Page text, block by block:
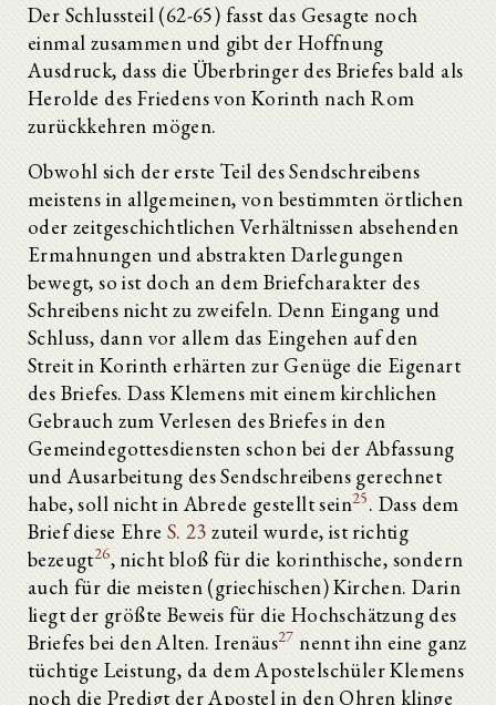
Der Schlussteil (62-65) fasst das Gesagte noch
einmal zusammen und gibt der Hoffnung
Ausdruck, dass die Überbringer des Briefes bald als
Herolde des Friedens von Korinth nach Rom
zurückkehren mögen.
Obwohl sich der erste Teil des Sendschreibens
meistens in allgemeinen, von bestimmten örtlichen
oder zeitgeschichtlichen Verhältnissen absehenden
Ermahnungen und abstrakten Darlegungen
bewegt, so ist doch an dem Briefcharakter des
Schreibens nicht zu zweifeln. Denn Eingang und
Schluss, dann vor allem das Eingehen auf den
Streit in Korinth erhärten zur Genüge die Eigenart
des Briefes. Dass Klemens mit einem kirchlichen
Gebrauch zum Verlesen des Briefes in den
Gemeindegottesdiensten schon bei der Abfassung
und Ausarbeitung des Sendschreibens gerechnet
habe, soll nicht in Abrede gestellt sein25. Dass dem
Brief diese Ehre S. 23 zuteil wurde, ist richtig
bezeugt26, nicht bloß für die korinthische, sondern
auch für die meisten (griechischen) Kirchen. Darin
liegt der größte Beweis für die Hochschätzung des
Briefes bei den Alten. Irenäus27 nennt ihn eine ganz
tüchtige Leistung, da dem Apostelschüler Klemens
noch die Predigt der Apostel in den Ohren klinge